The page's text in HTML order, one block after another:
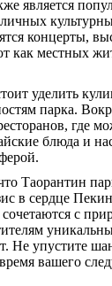
является
концерты,
как местных
уделить
парка.
где
блюда и
Таорантин
в сердце
с
Не упустите
вашего